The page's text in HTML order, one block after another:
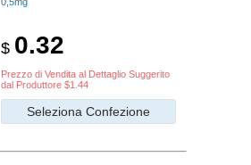
$ 0.32
Prezzo di Vendita al Dettaglio Suggerito
dal Produttore $1.44
Seleziona Confezione